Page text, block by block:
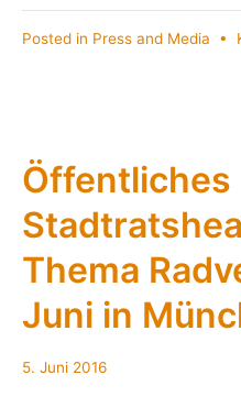
Posted in Press and Media •
Öffentliches
Thema
Juni in
5. Juni 20165.